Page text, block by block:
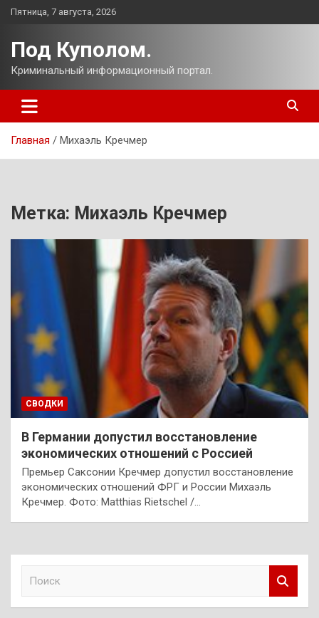
Перейти
Пятница, 7 августа, 2026
Под Куполом.
Криминальный информационный портал.
Главная Михаэль Кречмер
Метка: Михаэль Кречмер
СВОДКИ
В Германии допустил восстановление
экономических отношений с Россией
Премьер Саксонии Кречмер допустил восстановление
экономических отношений ФРГ и России Михаэль
Кречмер. Фото: Matthias Rietschel /…